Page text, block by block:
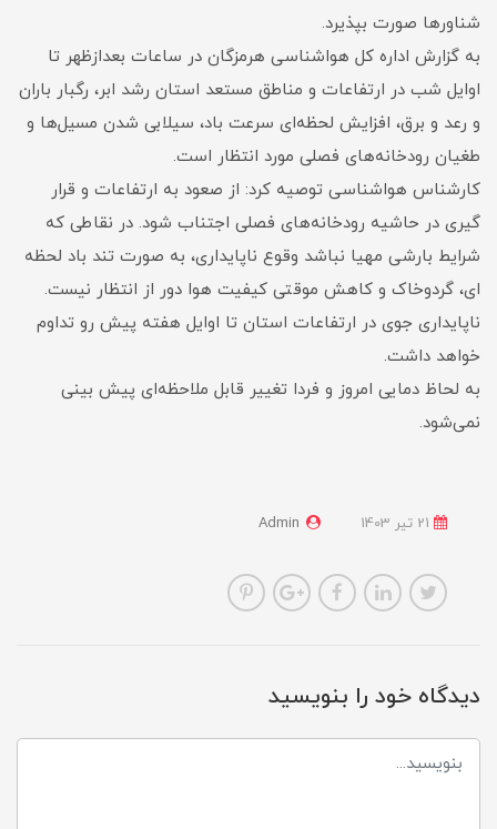
شناور‌ها صورت بپذیرد.
به گزارش اداره کل هواشناسی هرمزگان در ساعات بعدازظهر تا
اوایل شب در ارتفاعات و مناطق مستعد استان رشد ابر، رگبار باران
و رعد و برق، افزایش لحظه‌ای سرعت باد، سیلابی شدن مسیل‌ها و
طغیان رودخانه‌های فصلی مورد انتظار است.
کارشناس هواشناسی توصیه کرد: از صعود به ارتفاعات و قرار
گیری در حاشیه رودخانه‌های فصلی اجتناب شود. در نقاطی که
شرایط بارشی مهیا نباشد وقوع ناپایداری، به صورت تند باد لحظه
ای، گردوخاک و کاهش موقتی کیفیت هوا دور از انتظار نیست.
ناپایداری جوی در ارتفاعات استان تا اوایل هفته پیش رو تداوم
خواهد داشت.
به لحاظ دمایی امروز و فردا تغییر قابل ملاحظه‌ای پیش بینی
نمی‌شود.
Admin
دیدگاه خود را بنویسید